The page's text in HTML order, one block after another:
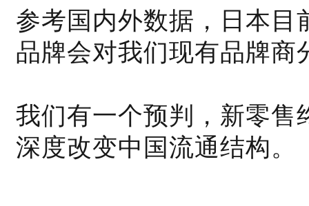
参考国内外数据，日本目
品牌会对我们现有品牌商
我们有一个预判，新零售
深度改变中国流通结构。